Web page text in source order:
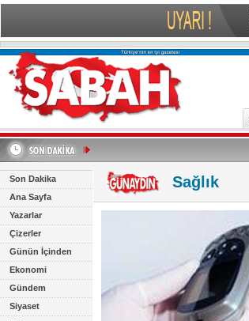
Son Dakika
Ana Sayfa
Yazarlar
Çizerler
Günün İçinden
Ekonomi
Gündem
Siyaset
Sağlık